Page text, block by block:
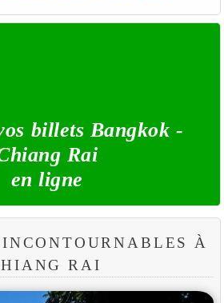
billets Bangkok -
Rai
en ligne
À
RAI